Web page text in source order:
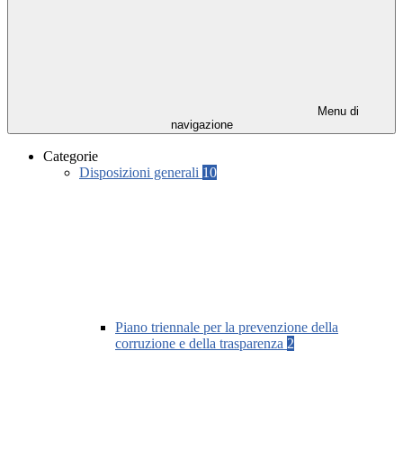
Menu di
navigazione
Categorie
Disposizioni generali 10
Piano triennale per la prevenzione della
corruzione e della trasparenza 2